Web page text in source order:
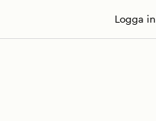
Logga in